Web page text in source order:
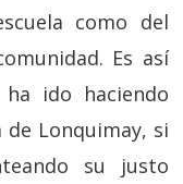
como del
Es así
ido haciendo
Lonquimay, si
su justo